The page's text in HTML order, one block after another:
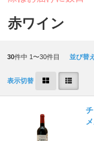
赤ワイン
30件中 1〜30件目 並び替え
表示切替